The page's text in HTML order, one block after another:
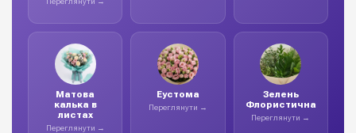
Матова
калька в
листах
Переглянути →
Еустома
Переглянути →
Зелень
Флористична
Переглянути →